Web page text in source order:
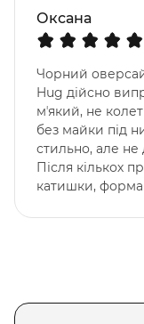
Оксана
Чорний
Hug дійсно
мʼякий, не
без майки під
стильно, але не
Після кількох
катишки,